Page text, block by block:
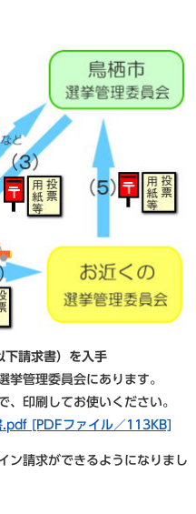
下請求書）を入手
管理委員会にあります。
印刷してお使いください。
[PDFファイル／113KB]
ン請求ができるようになりまし